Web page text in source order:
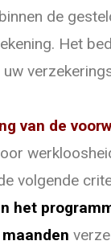
de
Het
van de
volgende
het
maanden